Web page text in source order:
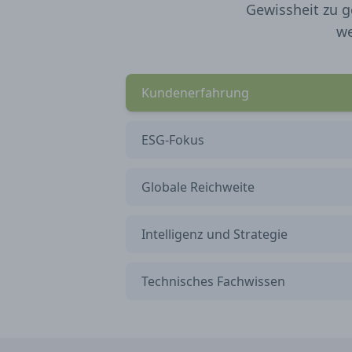
Gewissheit zu
Kundenerfahrung
ESG-Fokus
Globale Reichweite
Intelligenz und Strategie
Technisches Fachwissen